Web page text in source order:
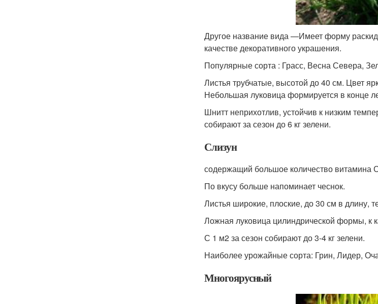
Другое название вида —Имеет форму
качестве декоративного украшения.
Популярные сорта : Грасс, Весна Севера,
Листья трубчатые, высотой до 40 см. Цвет
Небольшая луковица формируется в конце
Шнитт неприхотлив, устойчив к низким
собирают за сезон до 6 кг зелени.
Слизун
содержащий большое количество витамина
По вкусу больше напоминает чеснок.
Листья широкие, плоские, до 30 см в длину,
Ложная луковица цилиндрической формы, к
С 1 м2 за сезон собирают до 3-4 кг зелени.
Наиболее урожайные сорта: Грин, Лидер,
Многоярусный